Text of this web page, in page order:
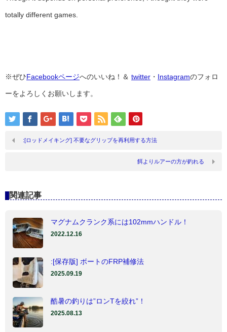
totally different games.
※ぜひFacebookページへのいいね！＆ twitter ・ Instagramのフォロ
ーをよろしくお願いします。
:[ロッドメイキング] 不要なグリップを再利用する方法
餌よりルアーの方が釣れる
関連記事
マグナムクランク系には102mmハンドル！
2022.12.16
:[保存版] ボートのFRP補修法
2025.09.19
酷暑の釣りは”ロンTを絞れ”！
2025.08.13